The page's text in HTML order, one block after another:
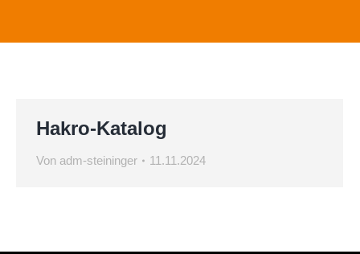
Hakro-Katalog
Von adm-steininger 11.11.2024